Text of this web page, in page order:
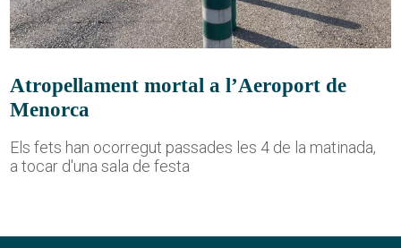
Atropellament mortal a l’Aeroport de
Menorca
Els fets han ocorregut passades les 4 de la matinada,
a tocar d'una sala de festa